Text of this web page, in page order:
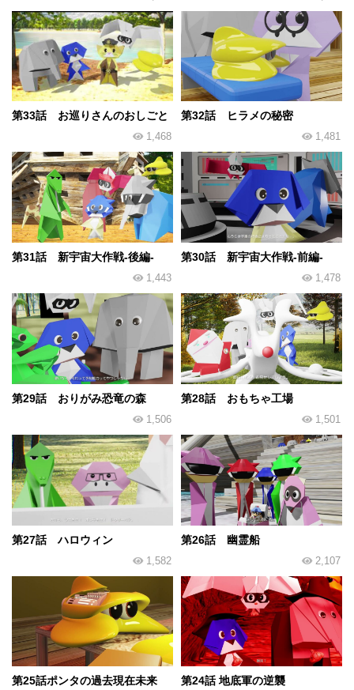
第33話 お巡りさんのおしごと
1,468
第32話 ヒラメの秘密
1,481
第31話 新宇宙大作戦-後編-
1,443
第30話 新宇宙大作戦-前編-
1,478
第29話 おりがみ恐竜の森
1,506
第28話 おもちゃ工場
1,501
第27話 ハロウィン
1,582
第26話 幽霊船
2,107
第25話ポンタの過去現在未来 第24話 地底軍の逆襲